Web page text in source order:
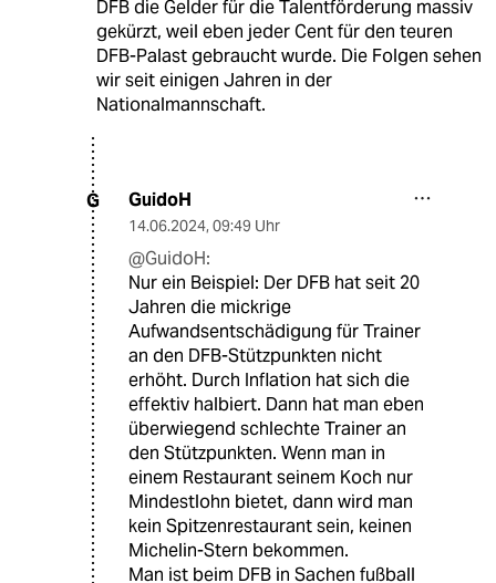
DFB die Gelder für die Talentförderung massiv
gekürzt, weil eben jeder Cent für den teuren
DFB-Palast gebraucht wurde. Die Folgen sehen
wir seit einigen Jahren in der
Nationalmannschaft.
G GuidoH
14.06.2024, 09:49 Uhr
@GuidoH:
Nur ein Beispiel: Der DFB hat seit 20
Jahren die mickrige
Aufwandsentschädigung für Trainer
an den DFB-Stützpunkten nicht
erhöht. Durch Inflation hat sich die
effektiv halbiert. Dann hat man eben
überwiegend schlechte Trainer an
den Stützpunkten. Wenn man in
einem Restaurant seinem Koch nur
Mindestlohn bietet, dann wird man
kein Spitzenrestaurant sein, keinen
Michelin-Stern bekommen.
Man ist beim DFB in Sachen fußball